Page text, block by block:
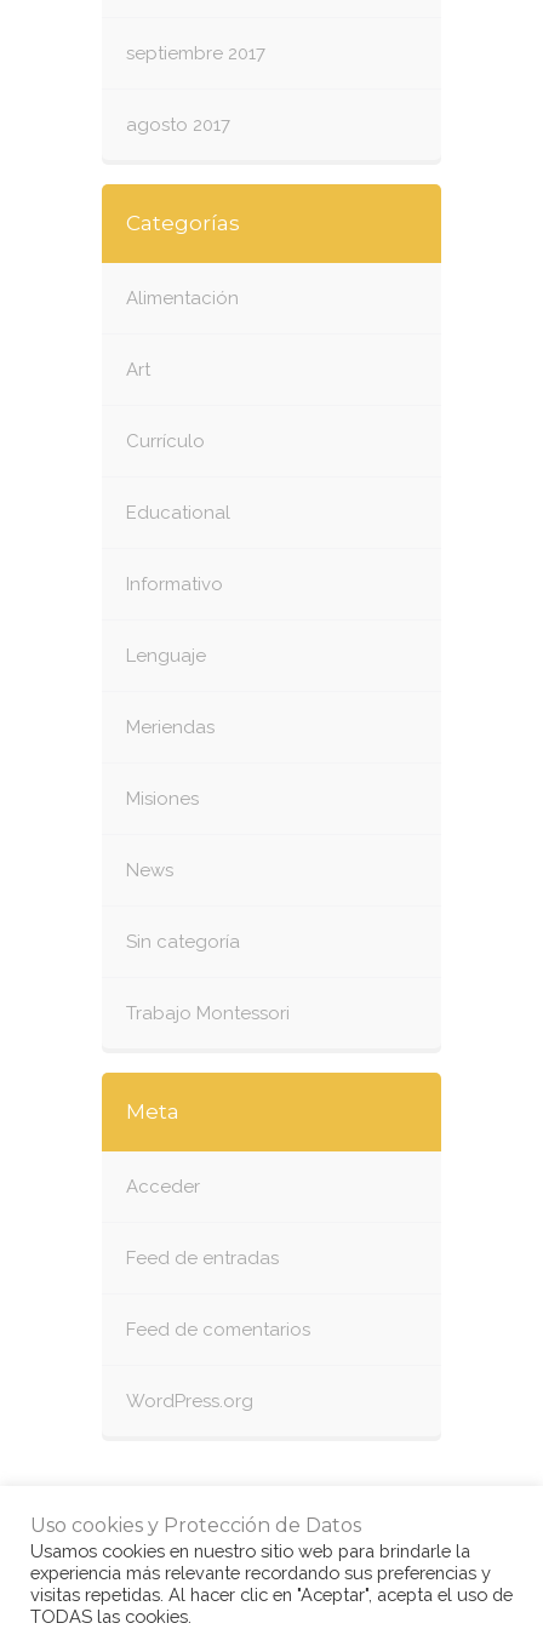
septiembre 2017
agosto 2017
Categorías
Alimentación
Art
Currículo
Educational
Informativo
Lenguaje
Meriendas
Misiones
News
Sin categoría
Trabajo Montessori
Meta
Acceder
Feed de entradas
Feed de comentarios
WordPress.org
Uso cookies y Protección de Datos
Usamos cookies en nuestro sitio web para brindarle la
experiencia más relevante recordando sus preferencias y
visitas repetidas. Al hacer clic en "Aceptar", acepta el uso de
TODAS las cookies.